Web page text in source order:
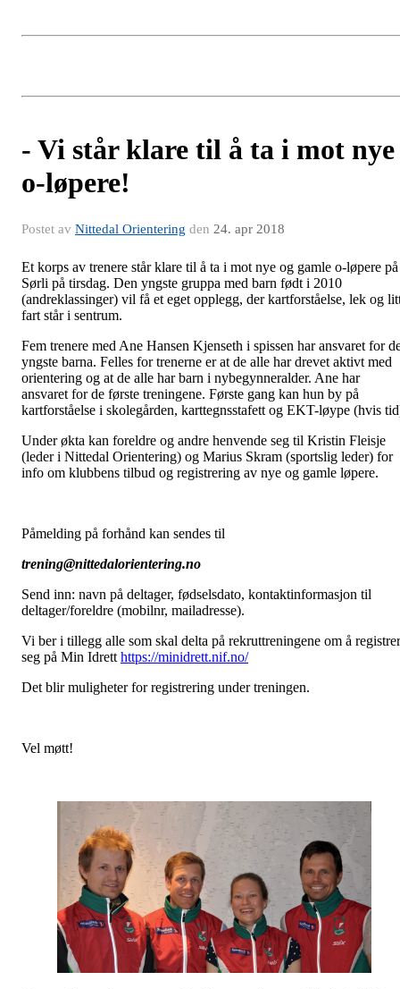
- Vi står klare til å ta i mot nye
o-løpere!
Postet av Nittedal Orientering den 24. apr 2018
Et korps av trenere står klare til å ta i mot nye og gamle o-løpere på
Sørli på tirsdag. Den yngste gruppa med barn født i 2010
(andreklassinger) vil få et eget opplegg, der kartforståelse, lek og
fart står i sentrum.
Fem trenere med Ane Hansen Kjenseth i spissen har ansvaret for
yngste barna. Felles for trenerne er at de alle har drevet aktivt med
orientering og at de alle har barn i nybegynneralder. Ane har
ansvaret for de første treningene. Første gang kan hun by på
kartforståelse i skolegården, karttegnsstafett og EKT-løype (hvis
Under økta kan foreldre og andre henvende seg til Kristin Fleisje
(leder i Nittedal Orientering) og Marius Skram (sportslig leder) for
info om klubbens tilbud og registrering av nye og gamle løpere.
Påmelding på forhånd kan sendes til
trening@nittedalorientering.no
Send inn: navn på deltager, fødselsdato, kontaktinformasjon til
deltager/foreldre (mobilnr, mailadresse).
Vi ber i tillegg alle som skal delta på rekruttreningene om å
seg på Min Idrett https://minidrett.nif.no/
Det blir muligheter for registrering under treningen.
Vel møtt!